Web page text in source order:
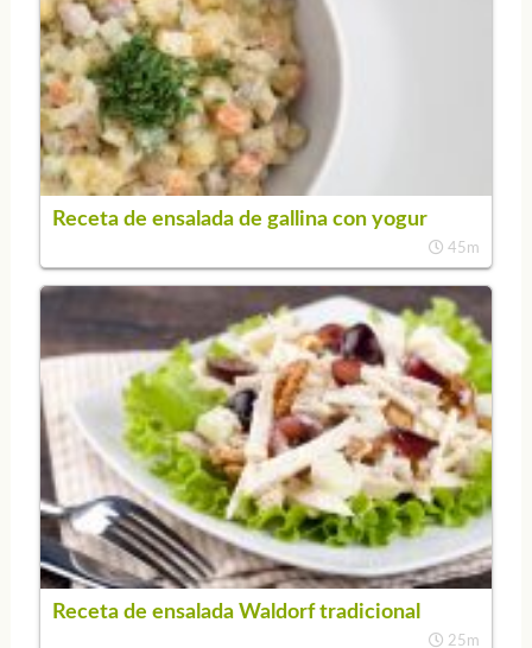
Receta de ensalada de gallina con yogur
45m
Receta de ensalada Waldorf tradicional
25m